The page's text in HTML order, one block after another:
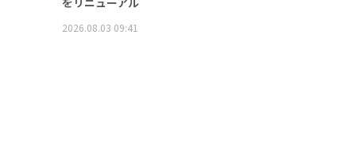
2026.08.03 09:41